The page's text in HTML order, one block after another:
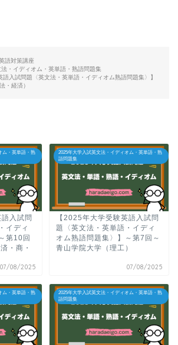
語対策講座
・イディオム・英単語・熟語問題集
語入試問題〈英文法・英単語・イディオム熟語問題集〉】
・経済）
ム・英単語・熟
入試問
イディ
第10回
・商・
07/08/2025
2025年大学入試英文法・イディオム・英単語・熟
語問題集
【2025年大学受験英語入試問
題〈英文法・英単語・イディ
オム熟語問題集〉】～第7回～
青山学院大学（理工）
07/08/2025
ム・英単語・熟
2025年大学入試英文法・イディオム・英単語・熟
語問題集